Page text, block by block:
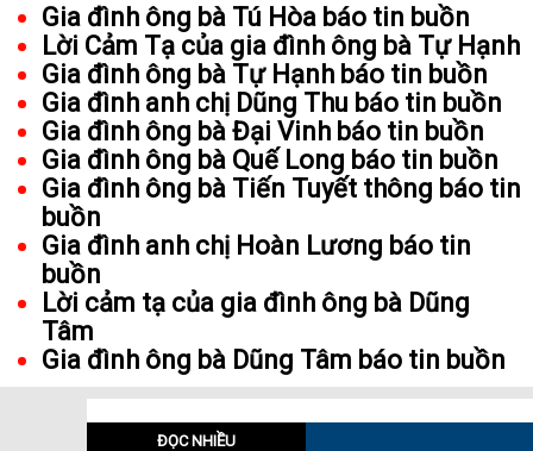
Gia đình ông bà Tú Hòa báo tin buồn
Lời Cảm Tạ của gia đình ông bà Tự Hạnh
Gia đình ông bà Tự Hạnh báo tin buồn
Gia đình anh chị Dũng Thu báo tin buồn
Gia đình ông bà Đại Vinh báo tin buồn
Gia đình ông bà Quế Long báo tin buồn
Gia đình ông bà Tiến Tuyết thông báo tin
buồn
Gia đình anh chị Hoàn Lương báo tin
buồn
Lời cảm tạ của gia đình ông bà Dũng
Tâm
Gia đình ông bà Dũng Tâm báo tin buồn
ĐỌC NHIỀU